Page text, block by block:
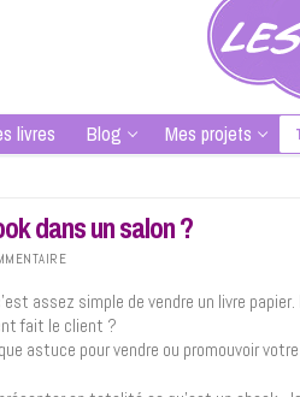
livres Blog Mes projets
dans un salon ?
assez simple de vendre un livre
fait le client ?
astuce pour vendre ou promouvoir